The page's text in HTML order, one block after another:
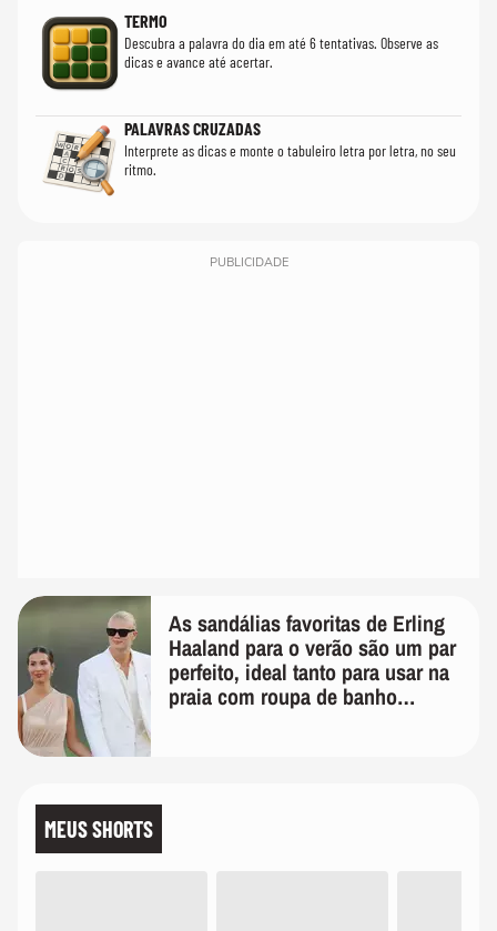
TERMO
Descubra a palavra do dia em até 6 tentativas. Observe as
dicas e avance até acertar.
PALAVRAS CRUZADAS
Interprete as dicas e monte o tabuleiro letra por letra, no seu
ritmo.
PUBLICIDADE
As sandálias favoritas de Erling
Haaland para o verão são um par
perfeito, ideal tanto para usar na
praia com roupa de banho
MEUS SHORTS